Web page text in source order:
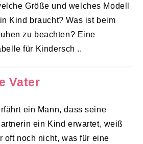
Größe und welches Modell
Kind braucht? Was ist beim
zu beachten? Eine
für Kindersch ..
Vater
ein Mann, dass seine
ein Kind erwartet, weiß
oft noch nicht, was für eine